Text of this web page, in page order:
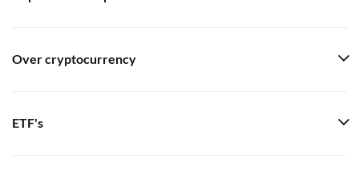
Over cryptocurrency
ETF's